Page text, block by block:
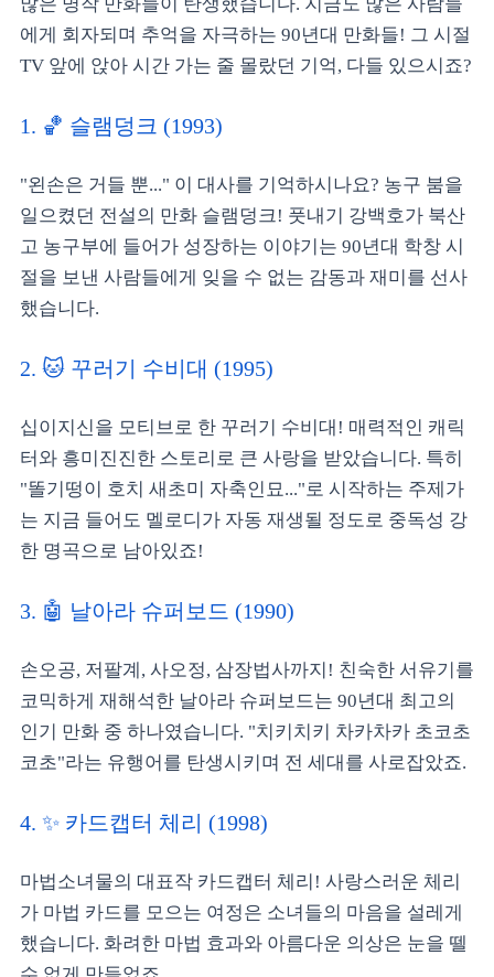
에게 회자되며 추억을 자극하는 90년대 만화들! 그 시절
TV 앞에 앉아 시간 가는 줄 몰랐던 기억, 다들 있으시죠?
1. 🏀 슬램덩크 (1993)
"왼손은 거들 뿐..." 이 대사를 기억하시나요? 농구 붐을
일으켰던 전설의 만화 슬램덩크! 풋내기 강백호가 북산
고 농구부에 들어가 성장하는 이야기는 90년대 학창 시
절을 보낸 사람들에게 잊을 수 없는 감동과 재미를 선사
했습니다.
2. 🐱 꾸러기 수비대 (1995)
십이지신을 모티브로 한 꾸러기 수비대! 매력적인 캐릭
터와 흥미진진한 스토리로 큰 사랑을 받았습니다. 특히
"똘기떵이 호치 새초미 자축인묘..."로 시작하는 주제가
는 지금 들어도 멜로디가 자동 재생될 정도로 중독성 강
한 명곡으로 남아있죠!
3. 🤖 날아라 슈퍼보드 (1990)
손오공, 저팔계, 사오정, 삼장법사까지! 친숙한 서유기를
코믹하게 재해석한 날아라 슈퍼보드는 90년대 최고의
인기 만화 중 하나였습니다. "치키치키 차카차카 초코초
코초"라는 유행어를 탄생시키며 전 세대를 사로잡았죠.
4. ✨ 카드캡터 체리 (1998)
마법소녀물의 대표작 카드캡터 체리! 사랑스러운 체리
가 마법 카드를 모으는 여정은 소녀들의 마음을 설레게
했습니다. 화려한 마법 효과와 아름다운 의상은 눈을 뗄